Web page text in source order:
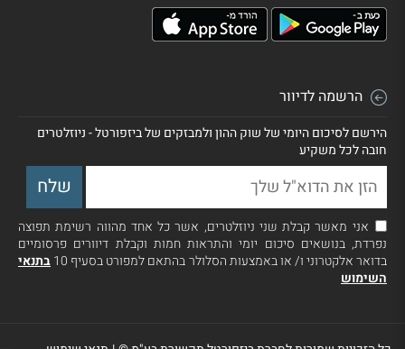
הרשמה לדיוור
הירשם לסיכום היומי של שוק ההון ולמבזקים של ביזפורטל - ניוזלטרים
חובה לכל משקיע
אני מאשר קבלת שני ניוזלטרים, אשר כל אחד מהווה רשימת תפוצה
נפרדת, בנושאים סיכום יומי והתראות חמות וקבלת דיוורים פרסומיים
בדואר אלקטרוני ו/ או באמצעות הסלולר בהתאם למפורט בסעיף 10
בתנאי
השימוש